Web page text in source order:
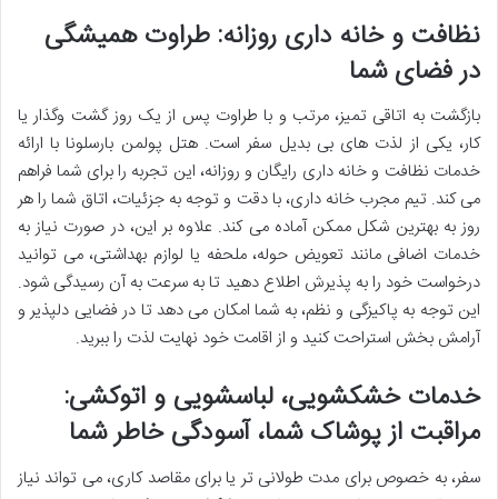
نظافت و خانه داری روزانه: طراوت همیشگی
در فضای شما
بازگشت به اتاقی تمیز، مرتب و با طراوت پس از یک روز گشت وگذار یا
کار، یکی از لذت های بی بدیل سفر است. هتل پولمن بارسلونا با ارائه
خدمات نظافت و خانه داری رایگان و روزانه، این تجربه را برای شما فراهم
می کند. تیم مجرب خانه داری، با دقت و توجه به جزئیات، اتاق شما را هر
روز به بهترین شکل ممکن آماده می کند. علاوه بر این، در صورت نیاز به
خدمات اضافی مانند تعویض حوله، ملحفه یا لوازم بهداشتی، می توانید
درخواست خود را به پذیرش اطلاع دهید تا به سرعت به آن رسیدگی شود.
این توجه به پاکیزگی و نظم، به شما امکان می دهد تا در فضایی دلپذیر و
آرامش بخش استراحت کنید و از اقامت خود نهایت لذت را ببرید.
خدمات خشکشویی، لباسشویی و اتوکشی:
مراقبت از پوشاک شما، آسودگی خاطر شما
سفر، به خصوص برای مدت طولانی تر یا برای مقاصد کاری، می تواند نیاز